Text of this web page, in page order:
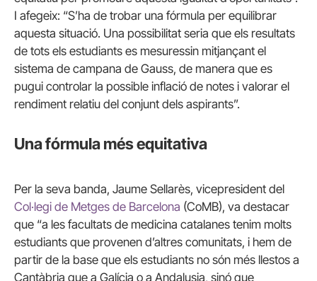
I afegeix: “S’ha de trobar una fórmula per equilibrar
aquesta situació. Una possibilitat seria que els resultats
de tots els estudiants es mesuressin mitjançant el
sistema de campana de Gauss, de manera que es
pugui controlar la possible inflació de notes i valorar el
rendiment relatiu del conjunt dels aspirants”.
Una fórmula més equitativa
Per la seva banda, Jaume Sellarès, vicepresident del
Col·legi de Metges de Barcelona (CoMB), va destacar
que “a les facultats de medicina catalanes tenim molts
estudiants que provenen d’altres comunitats, i hem de
partir de la base que els estudiants no són més llestos a
Cantàbria que a Galícia o a Andalusia, sinó que